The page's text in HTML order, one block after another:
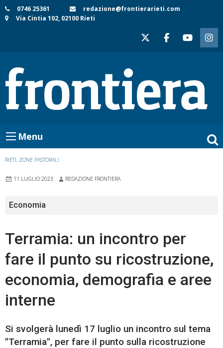
Skip
to
0746 25361
redazione@frontierarieti.com
Via Cintia 102, 02100 Rieti
Menu
RIETI, ZONE PASTORALI
11 LUGLIO 2023 REDAZIONE FRONTIERA
Economia
Terramia: un incontro per
fare il punto su ricostruzione,
economia, demografia e aree
interne
Si svolgerà lunedì 17 luglio un incontro sul tema
"Terramia", per fare il punto sulla ricostruzione